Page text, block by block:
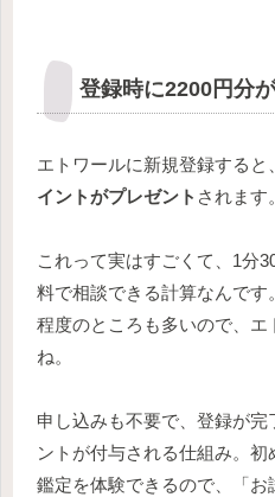
登録時に2200円分
エトワールに新規登録すると、
イントがプレゼント されます。
これって実はすごくて、1分
料で相談できる計算なんです
程度のところも多いので、エ
ね。
申し込みも不要で、登録が
ントが付与される仕組み。
鑑定を体験できるので、「お